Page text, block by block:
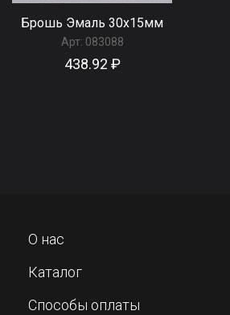
Брошь Эмаль 30x15мм
Арт: 083088
438.92 ₽
О нас
Каталог
Способы оплаты